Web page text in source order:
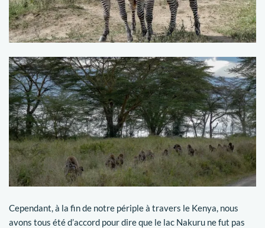
Cependant, à la fin de notre périple à travers le Kenya, nous
avons tous été d’accord pour dire que le lac Nakuru ne fut pas